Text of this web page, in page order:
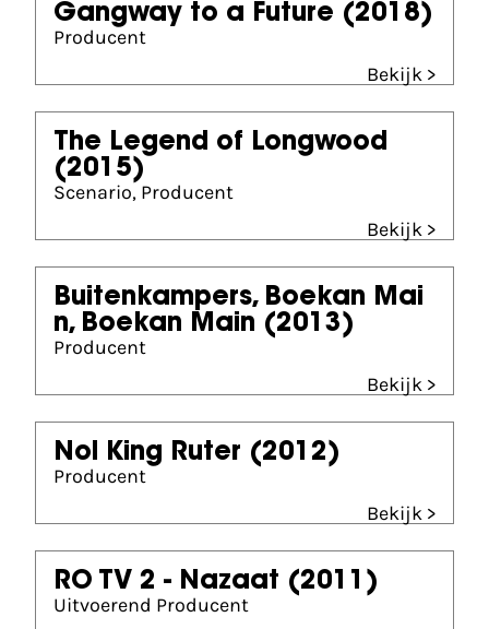
Gangway to a Future (2018)
Producent
Bekijk >
The Legend of Longwood
(2015)
Scenario, Producent
Bekijk >
Buitenkampers, Boekan Mai
n, Boekan Main (2013)
Producent
Bekijk >
Nol King Ruter (2012)
Producent
Bekijk >
RO TV 2 - Nazaat (2011)
Uitvoerend Producent